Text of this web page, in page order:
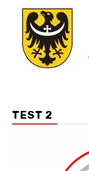
TEST 2